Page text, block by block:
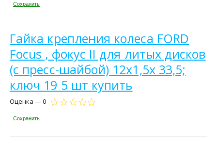
Сохранить
Гайка крепления колеса FORD
Focus , фокус II для литых дисков
(с пресс-шайбой) 12х1,5х 33,5;
ключ 19 5 шт купить
Оценка — 0
Сохранить